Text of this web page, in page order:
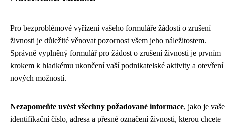
Pro bezproblémové vyřízení vašeho formuláře žádosti o zrušení
živnosti je důležité věnovat pozornost všem jeho náležitostem.
Správně vyplněný formulář pro žádost o zrušení živnosti je prvním
krokem k hladkému ukončení vaší podnikatelské aktivity a otevření
nových možností.
Nezapomeňte uvést všechny požadované informace, jako je vaše
identifikační číslo, adresa a přesné označení živnosti, kterou chcete